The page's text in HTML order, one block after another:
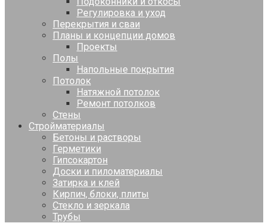
Регулировка и уход
Перекрытия и сваи
Планы и концепции домов
Проекты
Полы
Напольные покрытия
Потолок
Натяжной потолок
Ремонт потолков
Стены
Стройматериалы
Бетоны и растворы
Герметики
Гипсокартон
Доски и пиломатериалы
Затирка и клей
Кирпич, блоки, плиты
Стекло и зеркала
Трубы